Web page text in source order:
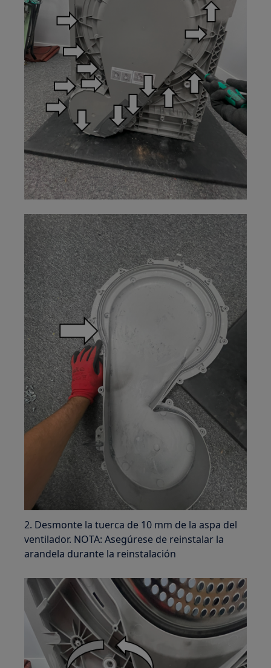
2. Desmonte la tuerca de 10 mm de la aspa del
ventilador. NOTA: Asegúrese de reinstalar la
arandela durante la reinstalación